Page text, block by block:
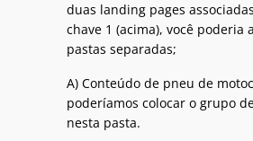
duas landing pages
chave 1 (acima), você poderia
pastas separadas;
A) Conteúdo de pneu de
poderíamos colocar o grupo
nesta pasta.